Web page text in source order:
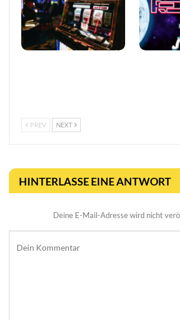
PREV NEXT
HINTERLASSE EINE ANTWORT
Deine E-Mail-Adresse wird nicht